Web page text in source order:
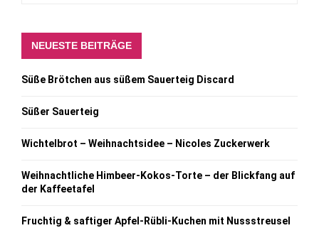
NEUESTE BEITRÄGE
Süße Brötchen aus süßem Sauerteig Discard
Süßer Sauerteig
Wichtelbrot – Weihnachtsidee – Nicoles Zuckerwerk
Weihnachtliche Himbeer-Kokos-Torte – der Blickfang auf
der Kaffeetafel
Fruchtig & saftiger Apfel-Rübli-Kuchen mit Nussstreusel